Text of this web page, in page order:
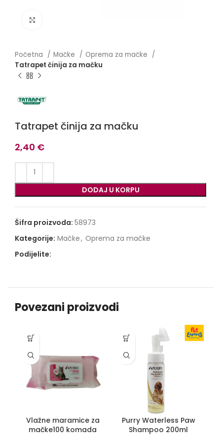
Početna Mačke
Oprema za mačke
Tatrapet činija za mačku
Tatrapet činija za mačku
2,40 €
DODAJ U KORPU
Šifra proizvoda: 58973
Kategorije: Mačke, Oprema za mačke
Podijelite:
Povezani proizvodi
Vlažne maramice za
mačke100 komada
Purry Waterless Paw
Shampoo 200ml